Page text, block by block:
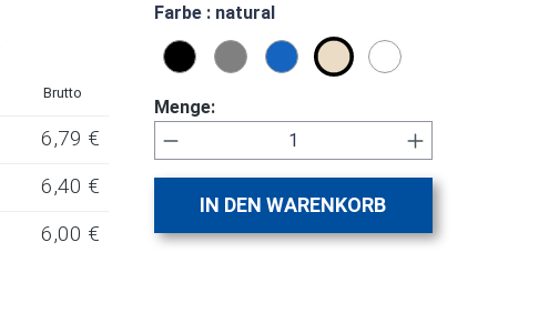
Brutto
6,79 €
6,40 €
6,00 €
Farbeauswählen
: natural
black heather greymidnight blue
naturalwhite
Menge:
Produkt Anzahl: Gib den
IN DEN WARENKORB